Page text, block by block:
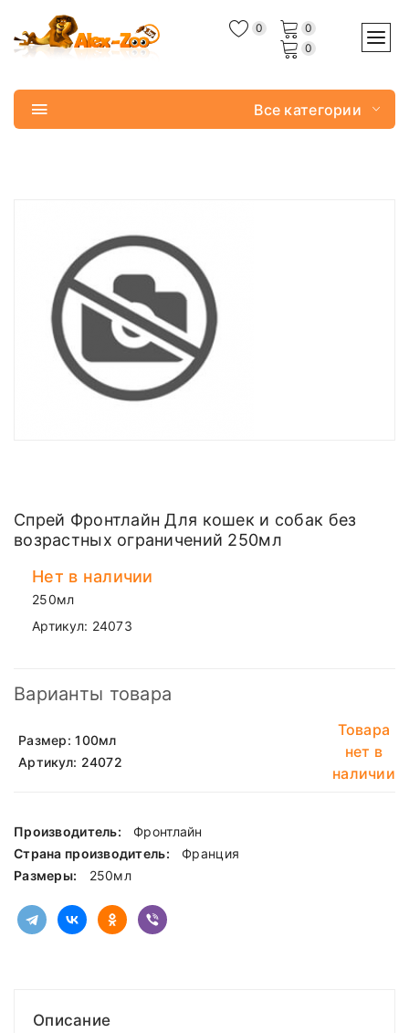
0
0
0
Все категории
Спрей Фронтлайн Для кошек и собак без
возрастных ограничений 250мл
Нет в наличии
250мл
Артикул: 24073
Варианты товара
Размер: 100мл
Артикул: 24072
Товара
нет в
наличии
Производитель:
Фронтлайн
Страна производитель:
Франция
Размеры:
250мл
Описание